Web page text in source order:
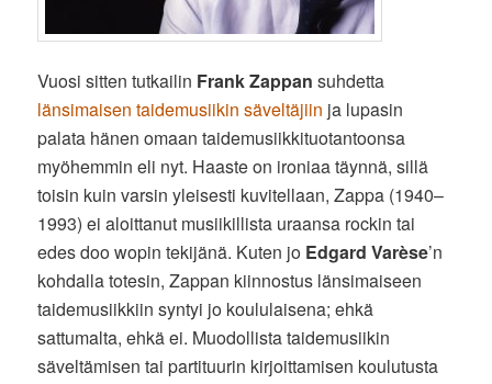
Vuosi sitten tutkailin Frank Zappan suhdetta
länsimaisen taidemusiikin säveltäjiin ja lupasin
palata hänen omaan taidemusiikkituotantoonsa
myöhemmin eli nyt. Haaste on ironiaa täynnä, sillä
toisin kuin varsin yleisesti kuvitellaan, Zappa (1940–
1993) ei aloittanut musiikillista uraansa rockin tai
edes doo wopin tekijänä. Kuten jo Edgard Varèse’n
kohdalla totesin, Zappan kiinnostus länsimaiseen
taidemusiikkiin syntyi jo koululaisena; ehkä
sattumalta, ehkä ei. Muodollista taidemusiikin
säveltämisen tai partituurin kirjoittamisen koulutusta